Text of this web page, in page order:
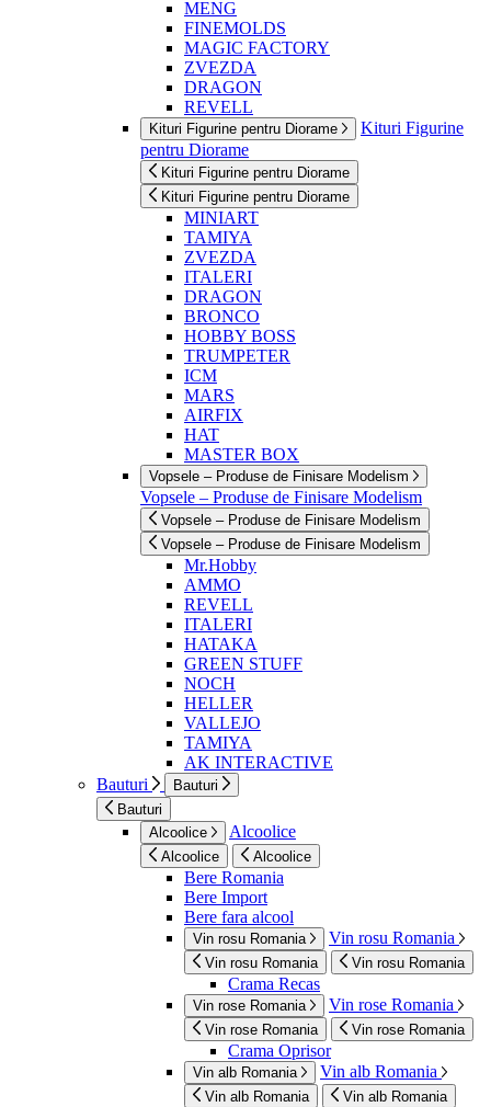
MENG
FINEMOLDS
MAGIC FACTORY
ZVEZDA
DRAGON
REVELL
Kituri Figurine pentru Diorame
Kituri Figurine
pentru Diorame
Kituri Figurine pentru Diorame
Kituri Figurine pentru Diorame
MINIART
TAMIYA
ZVEZDA
ITALERI
DRAGON
BRONCO
HOBBY BOSS
TRUMPETER
ICM
MARS
AIRFIX
HAT
MASTER BOX
Vopsele – Produse de Finisare Modelism
Vopsele – Produse de Finisare Modelism
Vopsele – Produse de Finisare Modelism
Vopsele – Produse de Finisare Modelism
Mr.Hobby
AMMO
REVELL
ITALERI
HATAKA
GREEN STUFF
NOCH
HELLER
VALLEJO
TAMIYA
AK INTERACTIVE
Bauturi
Bauturi
Bauturi
Alcoolice
Alcoolice
Alcoolice Alcoolice
Bere Romania
Bere Import
Bere fara alcool
Vin rosu Romania Vin rosu Romania
Vin rosu Romania Vin rosu Romania
Crama Recas
Vin rose Romania Vin rose Romania
Vin rose Romania Vin rose Romania
Crama Oprisor
Vin alb Romania Vin alb Romania
Vin alb Romania Vin alb Romania